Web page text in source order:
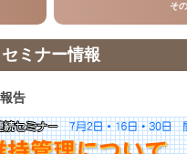
そ
セミナー情報
告